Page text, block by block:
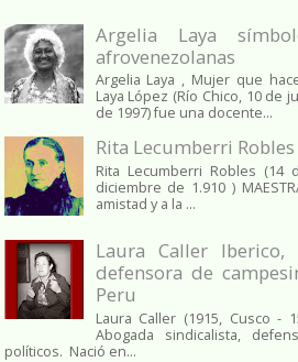
Argelia Laya
afrovenezolanas
Argelia Laya , Mujer que
Laya López (Río Chico, 10 de
de 1997) fue una docente...
Rita Lecumberri
Rita Lecumberri Robles
diciembre de 1.910 )
amistad y a la ...
Laura Caller Iberico,
defensora de
Peru
Laura Caller (1915, Cusco -
Abogada sindicalista,
políticos. Nació en...